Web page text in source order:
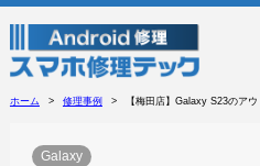
ホーム 修理事例 【梅田店】Galaxy S23のア
Galaxy